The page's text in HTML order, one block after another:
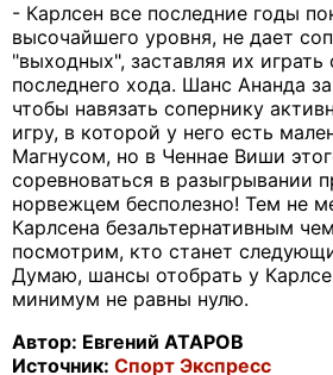
- Карлсен все последние годы
высочайшего уровня, не дает
"выходных", заставляя их играть
последнего хода. Шанс Ананда
чтобы навязать сопернику
игру, в которой у него есть
Магнусом, но в Ченнае Виши
соревноваться в разыгрывании
норвежцем бесполезно! Тем не
Карлсена безальтернативным
посмотрим, кто станет
Думаю, шансы отобрать у
минимум не равны нулю.
Автор: Евгений АТАРОВ
Источник: Спорт Экспресс